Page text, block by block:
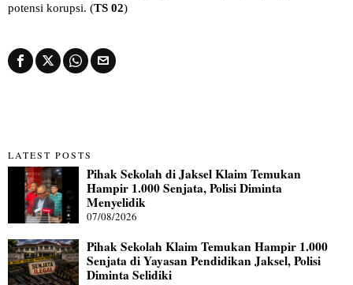
potensi korupsi. (TS 02)
LATEST POSTS
Pihak Sekolah di Jaksel Klaim Temukan
Hampir 1.000 Senjata, Polisi Diminta
Menyelidik
07/08/2026
Pihak Sekolah Klaim Temukan Hampir 1.000
Senjata di Yayasan Pendidikan Jaksel, Polisi
Diminta Selidiki